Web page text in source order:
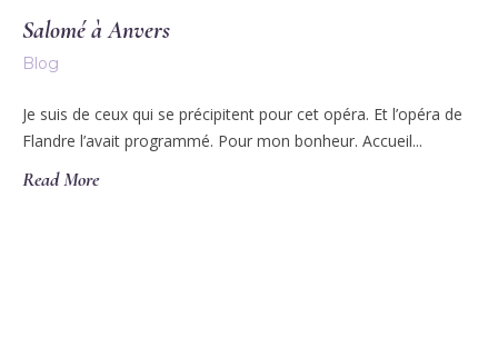
Salomé à Anvers
Blog
Je suis de ceux qui se précipitent pour cet opéra. Et l’opéra de
Flandre l’avait programmé. Pour mon bonheur. Accueil...
Read More